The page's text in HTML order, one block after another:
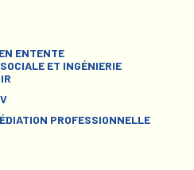
ENTENTE
ET INGÉNIERIE
PROFESSIONNELLE